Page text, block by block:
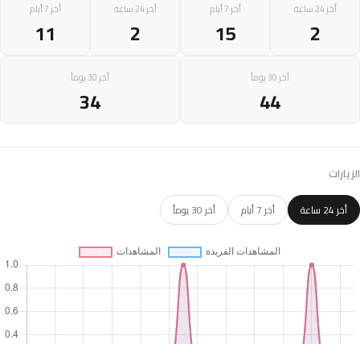
أخر 24 ساعة
2
أخر 7 أيام
15
أخر 30 يوماً
44
أخر 24 ساعة
2
أخر 7 أيام
11
أخر 30 يوماً
34
الزيارات
أخر 24 ساعة أخر 7 أيام أخر 30 يوماً